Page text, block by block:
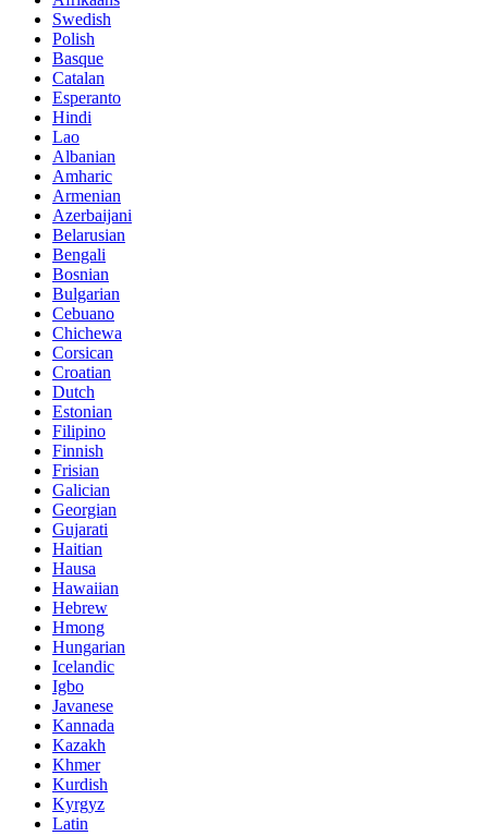
Swedish
Polish
Basque
Catalan
Esperanto
Hindi
Lao
Albanian
Amharic
Armenian
Azerbaijani
Belarusian
Bengali
Bosnian
Bulgarian
Cebuano
Chichewa
Corsican
Croatian
Dutch
Estonian
Filipino
Finnish
Frisian
Galician
Georgian
Gujarati
Haitian
Hausa
Hawaiian
Hebrew
Hmong
Hungarian
Icelandic
Igbo
Javanese
Kannada
Kazakh
Khmer
Kurdish
Kyrgyz
Latin